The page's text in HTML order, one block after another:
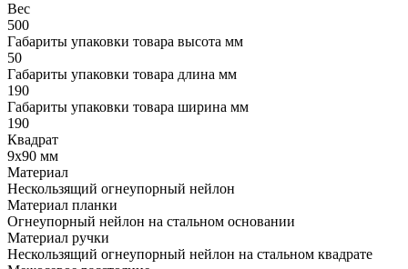
Вес
500
Габариты упаковки товара высота мм
50
Габариты упаковки товара длина мм
190
Габариты упаковки товара ширина мм
190
Квадрат
9х90 мм
Материал
Нескользящий огнеупорный нейлон
Материал планки
Огнеупорный нейлон на стальном основании
Материал ручки
Нескользящий огнеупорный нейлон на стальном квадрате